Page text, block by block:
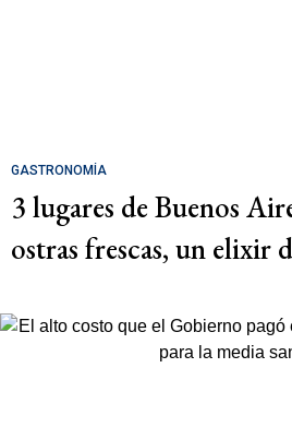
GASTRONOMÍA
3 lugares de Buenos
ostras frescas, un elixir